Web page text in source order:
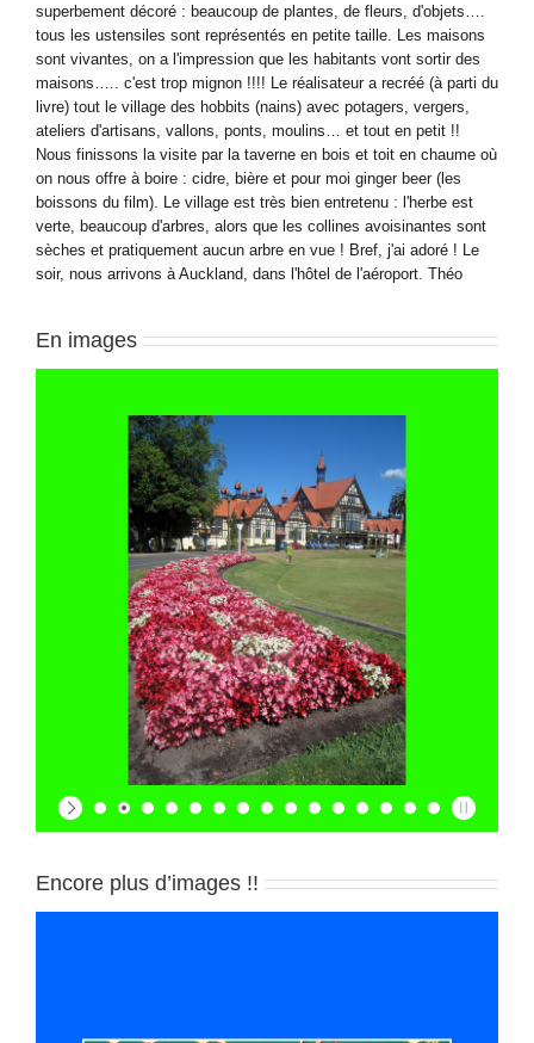
superbement décoré : beaucoup de plantes, de fleurs, d'objets….
tous les ustensiles sont représentés en petite taille. Les maisons
sont vivantes, on a l'impression que les habitants vont sortir des
maisons….. c'est trop mignon !!!! Le réalisateur a recréé (à parti du
livre) tout le village des hobbits (nains) avec potagers, vergers,
ateliers d'artisans, vallons, ponts, moulins… et tout en petit !!
Nous finissons la visite par la taverne en bois et toit en chaume où
on nous offre à boire : cidre, bière et pour moi ginger beer (les
boissons du film). Le village est très bien entretenu : l'herbe est
verte, beaucoup d'arbres, alors que les collines avoisinantes sont
sèches et pratiquement aucun arbre en vue ! Bref, j'ai adoré ! Le
soir, nous arrivons à Auckland, dans l'hôtel de l'aéroport. Théo
En images
Encore plus d’images !!